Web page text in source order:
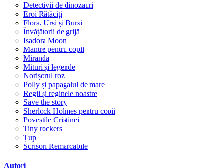
Detectivii de dinozauri
Eroi Rătăciți
Flora, Ursi și Bursi
Învățătorii de grijă
Isadora Moon
Mantre pentru copii
Miranda
Mituri și legende
Norișorul roz
Polly și papagalul de mare
Regii și reginele noastre
Save the story
Sherlock Holmes pentru copii
Poveștile Cristinei
Tiny rockers
Țup
Scrisori Remarcabile
Autori